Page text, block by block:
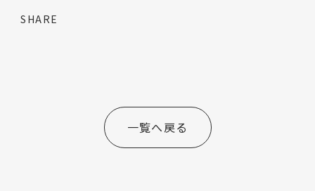
SHARE
一覧へ戻る